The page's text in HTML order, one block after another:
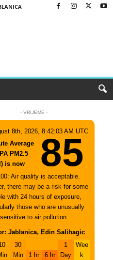
- VRIJEME -
8th, 2026, 8:42:03 AM UTC
Average
PM2.5
is now
85
Air quality is acceptable.
there may be a risk for some
with 24 hours of exposure,
those who are unusually
sensitive to air pollution.
Jablanica, Edin Salihagic
30
Min
1 hr
6 hr
1
Day
Wee
k